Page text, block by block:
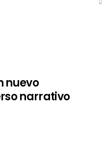
nuevo
narrativo